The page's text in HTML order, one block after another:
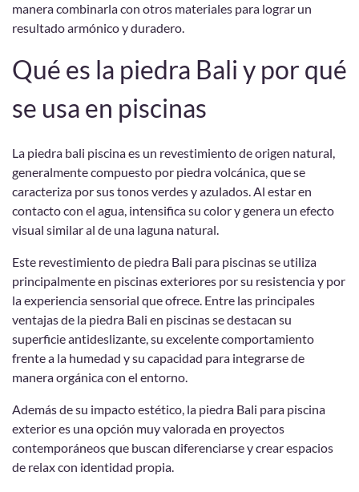
manera combinarla con otros materiales para lograr un
resultado armónico y duradero.
Qué es la piedra Bali y por qué
se usa en piscinas
La piedra bali piscina es un revestimiento de origen natural,
generalmente compuesto por piedra volcánica, que se
caracteriza por sus tonos verdes y azulados. Al estar en
contacto con el agua, intensifica su color y genera un efecto
visual similar al de una laguna natural.
Este revestimiento de piedra Bali para piscinas se utiliza
principalmente en piscinas exteriores por su resistencia y por
la experiencia sensorial que ofrece. Entre las principales
ventajas de la piedra Bali en piscinas se destacan su
superficie antideslizante, su excelente comportamiento
frente a la humedad y su capacidad para integrarse de
manera orgánica con el entorno.
Además de su impacto estético, la piedra Bali para piscina
exterior es una opción muy valorada en proyectos
contemporáneos que buscan diferenciarse y crear espacios
de relax con identidad propia.